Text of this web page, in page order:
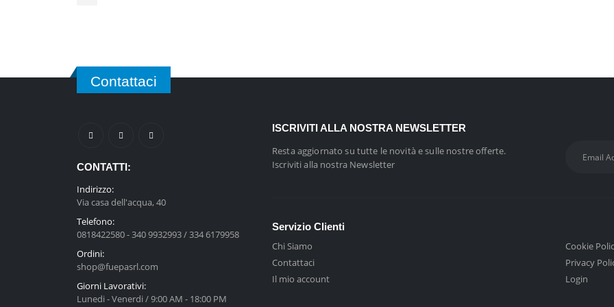
Contattaci
CONTATTI:
Indirizzo:
Via casa dell'acqua, 40
Telefono:
0818422580 - 340 9932993 / 334 6179958
Ordini:
shop@fuepasrl.com
Giorni Lavorativi:
Lunedi - Venerdi / 9:00 AM - 18:00 PM
ISCRIVITI ALLA NOSTRA NEWSLETTER
Resta aggiornato su tutte le novità e sulle nostre offerte.
Iscriviti alla nostra Newsletter
Servizio Clienti
Chi Siamo
Contattaci
Il mio account
Cookie
Privacy
Login